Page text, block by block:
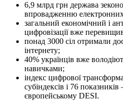
6,9 млрд грн держава
впровадженню електронних
загальний економічний і
цифровізації вже
понад 3000 сіл отримали
інтернету;
40% українців вже
навичками;
індекс цифрової
субіндексів і 76 показників
європейському DESI.